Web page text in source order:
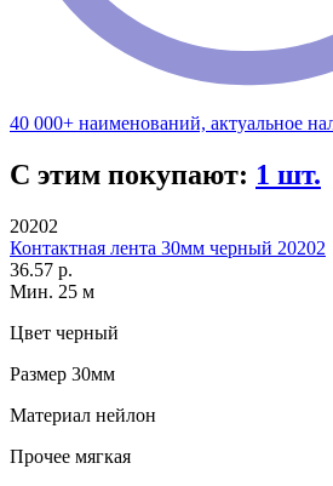
40 000+ наименований, актуальное
С этим покупают: 1 шт.
20202
Контактная лента 30мм черный 20202
36.57 р.
Мин. 25 м
Цвет черный
Размер 30мм
Материал нейлон
Прочее мягкая